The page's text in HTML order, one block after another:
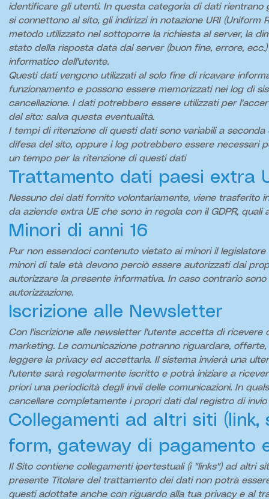
identificare gli utenti. In questa categoria di dati rientrano
si connettono al sito, gli indirizzi in notazione URI (Uniform
metodo utilizzato nel sottoporre la richiesta al server, la
stato della risposta data dal server (buon fine, errore,
informatico dell'utente.
Questi dati vengono utilizzati al solo fine di ricavare
funzionamento e possono essere memorizzati nei log di
cancellazione. I dati potrebbero essere utilizzati per
del sito: salva questa eventualità.
I tempi di ritenzione di questi dati sono variabili a
difesa del sito, oppure i log potrebbero essere necessari
un tempo per la ritenzione di questi dati
Trattamento dati paesi extra
Nessuno dei dati fornito volontariamente, viene trasferito
da aziende extra UE che sono in regola con il GDPR, quali
Minori di anni 16
Pur non essendoci contenuto vietato ai minori il
minori di tale età devono perciò essere autorizzati dai
autorizzare la presente informativa. In caso contrario
autorizzazione.
Iscrizione alle Newsletter
Con l'iscrizione alle newsletter l'utente accetta di
marketing. Le comunicazione potranno riguardare,
leggere la privacy ed accettarla. Il sistema invierà una
l'utente sarà regolarmente iscritto e potrà iniziare a
priori una periodicità degli invii delle comunicazioni. In
cancellare completamente i propri dati dal registro di invio
Collegamenti ad altri siti
form, gateway di pagamento
Il Sito contiene collegamenti ipertestuali (i "links") ad altri
presente Titolare del trattamento dei dati non potrà
questi adottate anche con riguardo alla tua privacy e al